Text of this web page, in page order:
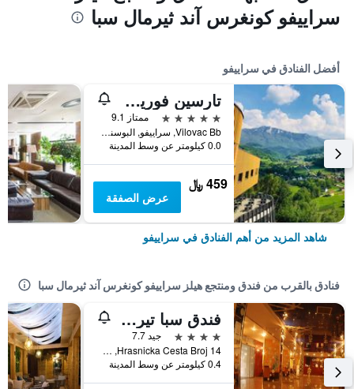
سراييفو كونغرس آند ثيرمال سبا
أفضل الفنادق في سراييفو
تارسين فوريست ريزورت آند سبا إم جاليري باي سوفيتل
5 نجوم
ممتاز 9.1
Vilovac Bb, سراييفو, البوسنة والهرسك
0.0 كيلومتر عن وسط المدينة
459 ﷼
عرض الصفقة
شاهد المزيد من أهم الفنادق في سراييفو
فنادق بالقرب من فندق ومنتجع هيلز سراييفو كونغرس آند ثيرمال سبا
فندق سبا تيرمي
4 نجوم
جيد 7.7
Hrasnicka Cesta Broj 14, سراييفو, البوسنة والهرسك
0.4 كيلومتر عن وسط المدينة